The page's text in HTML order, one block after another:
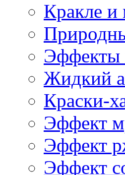
Кракле и
Эффекты
Жидкий
Краски-
Эффект
Эффект
Эффект